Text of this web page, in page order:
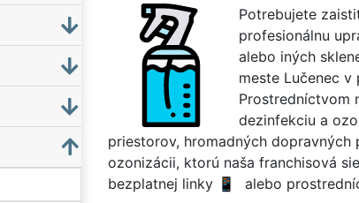
Potrebujete
profesionálnu
alebo iných
meste Lučenec
Prostredníctvom
dezinfekciu a
priestorov, hromadných
ozonizácii, ktorú naša franchisová
bezplatnej linky
alebo